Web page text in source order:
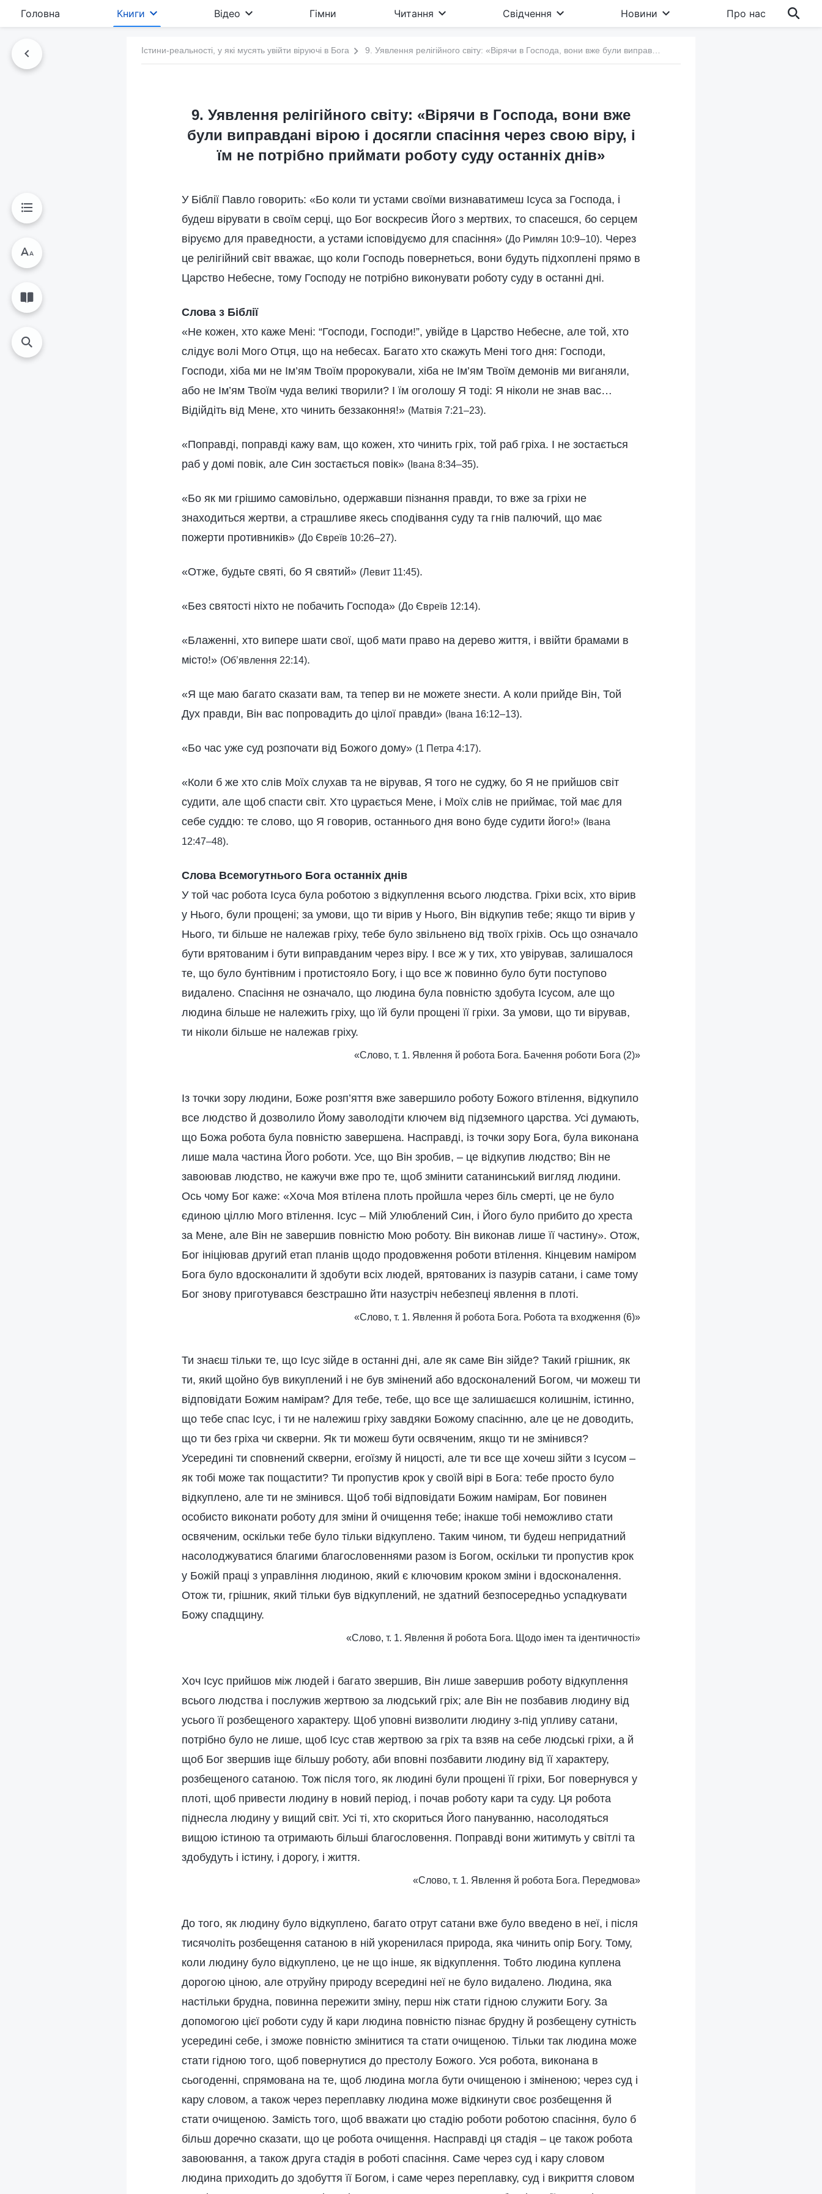
Головна Книги Відео Гімни Читання Свідчення Новини Про нас
Істини-реальності, у які мусять увійти віруючі в Бога
9. Уявлення релігійного світу: «Вірячи в Господа, вони вже
були виправдані вірою і досягли спасіння через свою віру, і
їм не потрібно приймати роботу суду останніх днів»
У Біблії Павло говорить: «Бо коли ти устами своїми визнаватимеш Ісуса за Господа, і
будеш вірувати в своїм серці, що Бог воскресив Його з мертвих, то спасешся, бо серцем
віруємо для праведности, а устами ісповідуємо для спасіння» (До Римлян 10:9–10). Через
це релігійний світ вважає, що коли Господь повернеться, вони будуть підхоплені прямо в
Царство Небесне, тому Господу не потрібно виконувати роботу суду в останні дні.
Слова з Біблії
«Не кожен, хто каже Мені: “Господи, Господи!”, увійде в Царство Небесне, але той, хто
слідує волі Мого Отця, що на небесах. Багато хто скажуть Мені того дня: Господи,
Господи, хіба ми не Ім’ям Твоїм пророкували, хіба не Ім’ям Твоїм демонів ми виганяли,
або не Ім’ям Твоїм чуда великі творили? І їм оголошу Я тоді: Я ніколи не знав вас…
Відійдіть від Мене, хто чинить беззаконня!» (Матвія 7:21–23).
«Поправді, поправді кажу вам, що кожен, хто чинить гріх, той раб гріха. І не зостається
раб у домі повік, але Син зостається повік» (Івана 8:34–35).
«Бо як ми грішимо самовільно, одержавши пізнання правди, то вже за гріхи не
знаходиться жертви, а страшливе якесь сподівання суду та гнів палючий, що має
пожерти противників» (До Євреїв 10:26–27).
«Отже, будьте святі, бо Я святий» (Левит 11:45).
«Без святості ніхто не побачить Господа» (До Євреїв 12:14).
«Блаженні, хто випере шати свої, щоб мати право на дерево життя, і ввійти брамами в
місто!» (Об’явлення 22:14).
«Я ще маю багато сказати вам, та тепер ви не можете знести. А коли прийде Він, Той
Дух правди, Він вас попровадить до цілої правди» (Івана 16:12–13).
«Бо час уже суд розпочати від Божого дому» (1 Петра 4:17).
«Коли б же хто слів Моїх слухав та не вірував, Я того не суджу, бо Я не прийшов світ
судити, але щоб спасти світ. Хто цурається Мене, і Моїх слів не приймає, той має для
себе суддю: те слово, що Я говорив, останнього дня воно буде судити його!» (Івана
12:47–48).
Слова Всемогутнього Бога останніх днів
У той час робота Ісуса була роботою з відкуплення всього людства. Гріхи всіх, хто вірив
у Нього, були прощені; за умови, що ти вірив у Нього, Він відкупив тебе; якщо ти вірив у
Нього, ти більше не належав гріху, тебе було звільнено від твоїх гріхів. Ось що означало
бути врятованим і бути виправданим через віру. І все ж у тих, хто увірував, залишалося
те, що було бунтівним і протистояло Богу, і що все ж повинно було бути поступово
видалено. Спасіння не означало, що людина була повністю здобута Ісусом, але що
людина більше не належить гріху, що їй були прощені її гріхи. За умови, що ти вірував,
ти ніколи більше не належав гріху.
«Слово, т. 1. Явлення й робота Бога. Бачення роботи Бога (2)»
Із точки зору людини, Боже розп’яття вже завершило роботу Божого втілення, відкупило
все людство й дозволило Йому заволодіти ключем від підземного царства. Усі думають,
що Божа робота була повністю завершена. Насправді, із точки зору Бога, була виконана
лише мала частина Його роботи. Усе, що Він зробив, – це відкупив людство; Він не
завоював людство, не кажучи вже про те, щоб змінити сатанинський вигляд людини.
Ось чому Бог каже: «Хоча Моя втілена плоть пройшла через біль смерті, це не було
єдиною ціллю Мого втілення. Ісус – Мій Улюблений Син, і Його було прибито до хреста
за Мене, але Він не завершив повністю Мою роботу. Він виконав лише її частину». Отож,
Бог ініціював другий етап планів щодо продовження роботи втілення. Кінцевим наміром
Бога було вдосконалити й здобути всіх людей, врятованих із пазурів сатани, і саме тому
Бог знову приготувався безстрашно йти назустріч небезпеці явлення в плоті.
«Слово, т. 1. Явлення й робота Бога. Робота та входження (6)»
Ти знаєш тільки те, що Ісус зійде в останні дні, але як саме Він зійде? Такий грішник, як
ти, який щойно був викуплений і не був змінений або вдосконалений Богом, чи можеш ти
відповідати Божим намірам? Для тебе, тебе, що все ще залишаєшся колишнім, істинно,
що тебе спас Ісус, і ти не належиш гріху завдяки Божому спасінню, але це не доводить,
що ти без гріха чи скверни. Як ти можеш бути освяченим, якщо ти не змінився?
Усередині ти сповнений скверни, егоїзму й ницості, але ти все ще хочеш зійти з Ісусом –
як тобі може так пощастити? Ти пропустив крок у своїй вірі в Бога: тебе просто було
відкуплено, але ти не змінився. Щоб тобі відповідати Божим намірам, Бог повинен
особисто виконати роботу для зміни й очищення тебе; інакше тобі неможливо стати
освяченим, оскільки тебе було тільки відкуплено. Таким чином, ти будеш непридатний
насолоджуватися благими благословеннями разом із Богом, оскільки ти пропустив крок
у Божій праці з управління людиною, який є ключовим кроком зміни і вдосконалення.
Отож ти, грішник, який тільки був відкуплений, не здатний безпосередньо успадкувати
Божу спадщину.
«Слово, т. 1. Явлення й робота Бога. Щодо імен та ідентичності»
Хоч Ісус прийшов між людей і багато звершив, Він лише завершив роботу відкуплення
всього людства і послужив жертвою за людський гріх; але Він не позбавив людину від
усього її розбещеного характеру. Щоб уповні визволити людину з-під упливу сатани,
потрібно було не лише, щоб Ісус став жертвою за гріх та взяв на себе людські гріхи, а й
щоб Бог звершив іще більшу роботу, аби вповні позбавити людину від її характеру,
розбещеного сатаною. Тож після того, як людині були прощені її гріхи, Бог повернувся у
плоті, щоб привести людину в новий період, і почав роботу кари та суду. Ця робота
піднесла людину у вищий світ. Усі ті, хто скориться Його пануванню, насолодяться
вищою істиною та отримають більші благословення. Поправді вони житимуть у світлі та
здобудуть і істину, і дорогу, і життя.
«Слово, т. 1. Явлення й робота Бога. Передмова»
До того, як людину було відкуплено, багато отрут сатани вже було введено в неї, і після
тисячоліть розбещення сатаною в ній укоренилася природа, яка чинить опір Богу. Тому,
коли людину було відкуплено, це не що інше, як відкуплення. Тобто людина куплена
дорогою ціною, але отруйну природу всередині неї не було видалено. Людина, яка
настільки брудна, повинна пережити зміну, перш ніж стати гідною служити Богу. За
допомогою цієї роботи суду й кари людина повністю пізнає брудну й розбещену сутність
усередині себе, і зможе повністю змінитися та стати очищеною. Тільки так людина може
стати гідною того, щоб повернутися до престолу Божого. Уся робота, виконана в
сьогоденні, спрямована на те, щоб людина могла бути очищеною і зміненою; через суд і
кару словом, а також через переплавку людина може відкинути своє розбещення й
стати очищеною. Замість того, щоб вважати цю стадію роботи роботою спасіння, було б
більш доречно сказати, що це робота очищення. Насправді ця стадія – це також робота
завоювання, а також друга стадія в роботі спасіння. Саме через суд і кару словом
людина приходить до здобуття її Богом, і саме через переплавку, суд і викриття словом